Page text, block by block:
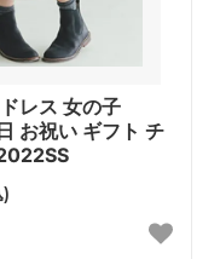
レス 女の子
お祝い ギフト チ